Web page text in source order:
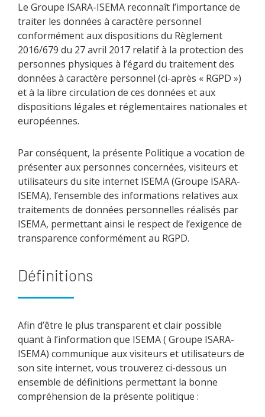
Le Groupe ISARA-ISEMA reconnaît l’importance de
traiter les données à caractère personnel
conformément aux dispositions du Règlement
2016/679 du 27 avril 2017 relatif à la protection des
personnes physiques à l’égard du traitement des
données à caractère personnel (ci-après « RGPD »)
et à la libre circulation de ces données et aux
dispositions légales et réglementaires nationales et
européennes.
Par conséquent, la présente Politique a vocation de
présenter aux personnes concernées, visiteurs et
utilisateurs du site internet ISEMA (Groupe ISARA-
ISEMA), l’ensemble des informations relatives aux
traitements de données personnelles réalisés par
ISEMA, permettant ainsi le respect de l’exigence de
transparence conformément au RGPD.
Définitions
Afin d’être le plus transparent et clair possible
quant à l’information que ISEMA ( Groupe ISARA-
ISEMA) communique aux visiteurs et utilisateurs de
son site internet, vous trouverez ci-dessous un
ensemble de définitions permettant la bonne
compréhension de la présente politique :